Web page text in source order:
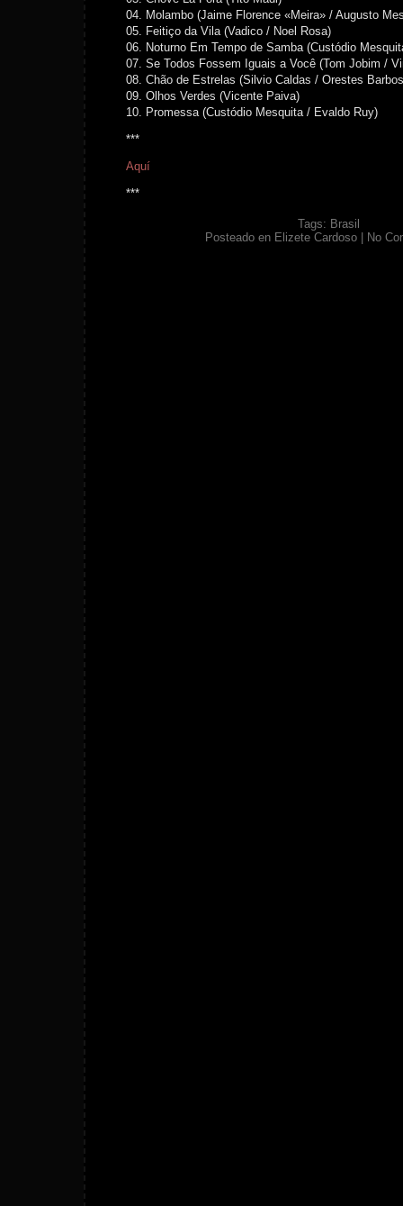
04. Molambo (Jaime Florence «Meira» / Augusto
05. Feitiço da Vila (Vadico / Noel Rosa)
06. Noturno Em Tempo de Samba (Custódio
07. Se Todos Fossem Iguais a Você (Tom Jobim /
08. Chão de Estrelas (Silvio Caldas / Orestes
09. Olhos Verdes (Vicente Paiva)
10. Promessa (Custódio Mesquita / Evaldo Ruy)
***
Aquí
***
Tags: Brasil
Posteado en Elizete Cardoso No